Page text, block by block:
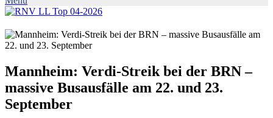
Mannheim: Verdi-Streik bei der BRN –
massive Busausfälle am 22. und 23.
September